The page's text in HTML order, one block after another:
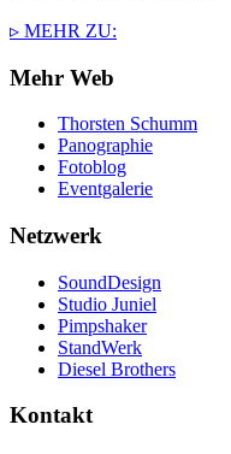
▹ MEHR ZU:
Mehr Web
Thorsten Schumm
Panographie
Fotoblog
Eventgalerie
Netzwerk
SoundDesign
Studio Juniel
Pimpshaker
StandWerk
Diesel Brothers
Kontakt